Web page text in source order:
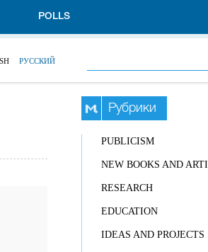
POLLS
РУССКИЙ
Рубрики
PUBLICISM
NEW BOOKS AND
RESEARCH
EDUCATION
IDEAS AND PROJECTS